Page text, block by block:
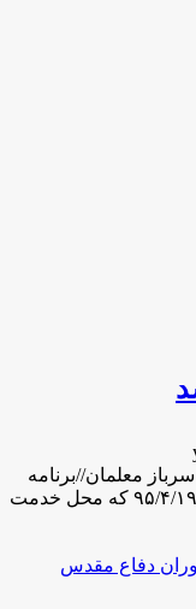
معلمان//برنامه
اعزام پذیرفته شدگان سرباز معلم در تاریخ ۹۵/۴/۱۹ که محل خدمت